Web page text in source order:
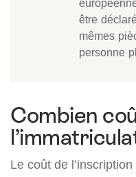
être
mêmes
personne
Combien
Le coût de